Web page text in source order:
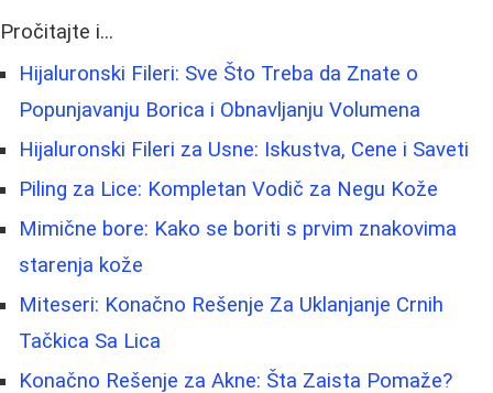
Pročitajte i...
Hijaluronski Fileri: Sve Što Treba da Znate o
Popunjavanju Borica i Obnavljanju Volumena
Hijaluronski Fileri za Usne: Iskustva, Cene i Saveti
Piling za Lice: Kompletan Vodič za Negu Kože
Mimične bore: Kako se boriti s prvim znakovima
starenja kože
Miteseri: Konačno Rešenje Za Uklanjanje Crnih
Tačkica Sa Lica
Konačno Rešenje za Akne: Šta Zaista Pomaže?